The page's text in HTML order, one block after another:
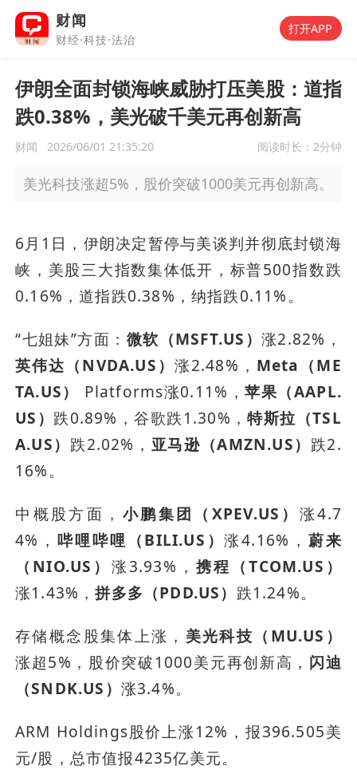
财闻
财经·科技·法治
打开APP
伊朗全面封锁海峡威胁打压美股：道指
跌0.38%，美光破千美元再创新高
财闻 2026/06/01 21:35:20 阅读时长： 2分钟
美光科技涨超5%，股价突破1000美元再创新高。
6月1日，伊朗决定暂停与美谈判并彻底封锁海
峡，美股三大指数集体低开，标普500指数跌
0.16%，道指跌0.38%，纳指跌0.11%。
“七姐妹”方面： 微软（MSFT.US）涨2.82%，
英伟达（NVDA.US） 涨2.48%， Meta（ME
TA.US）
Platforms涨0.11%，苹果（AAPL.
US） 跌0.89%，谷歌跌1.30%，特斯拉（TSL
A.US） 跌2.02%， 亚马逊（AMZN.US） 跌2.
16%。
中概股方面， 小鹏集团（XPEV.US） 涨4.7
4%，哔哩哔哩（BILI.US）涨4.16%， 蔚来
（NIO.US） 涨3.93%， 携程（TCOM.US）
涨1.43%，拼多多（PDD.US） 跌1.24%。
存储概念股集体上涨， 美光科技（MU.US）
涨超5%，股价突破1000美元再创新高， 闪迪
（SNDK.US） 涨3.4%。
ARM Holdings股价上涨12%，报396.505美
元/股，总市值报4235亿美元。